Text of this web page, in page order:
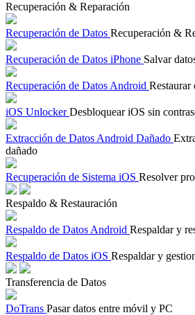
Recuperación & Reparación
Recuperación de Datos Recuperación &
Recuperación de Datos iPhone Salvar
Recuperación de Datos Android Restaurar
iOS Unlocker Desbloquear iOS sin
Extracción de Datos Android Dañado
dañado
Recuperación de Sistema iOS Resolver
Respaldo & Restauración
Respaldo de Datos Android Respaldar y
Respaldo de Datos iOS Respaldar y
Transferencia de Datos
DoTrans Pasar datos entre móvil y PC